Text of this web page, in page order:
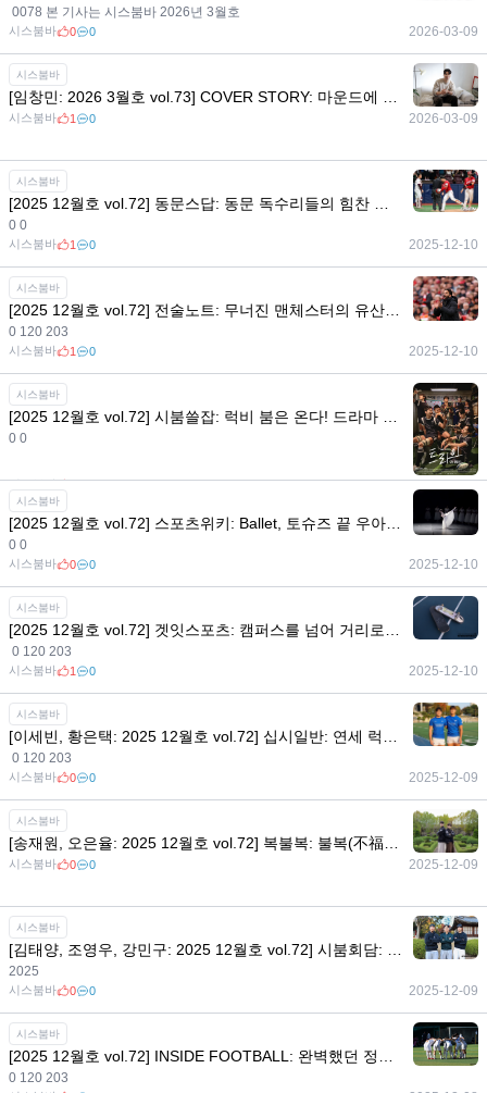
0078 본 기사는 시스붐바 2026년 3월호
시스붐바 0 0 2026-03-09
시스붐바
시스붐바 1 0 2026-03-09
시스붐바
0 0
시스붐바 1 0 2025-12-10
시스붐바
0 120 203
시스붐바 1 0 2025-12-10
시스붐바
0 0
시스붐바 0 0 2025-12-10
시스붐바
0 0
시스붐바 0 0 2025-12-10
시스붐바
0 120 203
시스붐바 1 0 2025-12-10
시스붐바
0 120 203
시스붐바 0 0 2025-12-09
시스붐바
시스붐바 0 0 2025-12-09
시스붐바
2025
시스붐바 0 0 2025-12-09
시스붐바
0 120 203